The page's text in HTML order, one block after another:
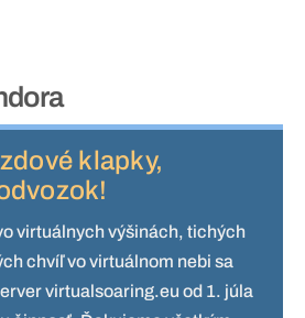
klapky,
virtuálnych výšinách, tichých
chvíľ vo virtuálnom nebi sa
virtualsoaring.eu od 1. júla